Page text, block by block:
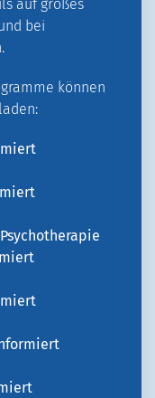
auf großes
bei
können